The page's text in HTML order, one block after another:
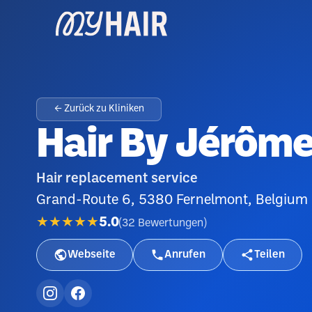
← Zurück zu Kliniken
Hair By
Hair replacement service
Grand-Route 6, 5380 Fernelmont, Belgium
★★★★★5.0(32 Bewertungen )
Webseite Anrufen Teilen